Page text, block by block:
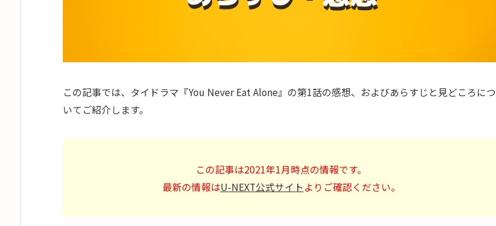
この記事では、タイドラマ『You Never Eat Alone』の第1話の感想、およびあらすじと見どころにつ
いてご紹介します。
この記事は2021年1月時点の情報です。
最新の情報はU-NEXT公式サイトよりご確認ください。